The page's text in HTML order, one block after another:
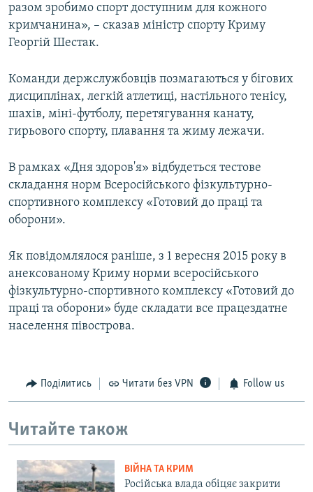
разом зробимо спорт доступним для кожного
кримчанина», – сказав міністр спорту Криму
Георгій Шестак.
Команди держслужбовців позмагаються у бігових
дисциплінах, легкій атлетиці, настільного тенісу,
шахів, міні-футболу, перетягування канату,
гирьового спорту, плавання та жиму лежачи.
В рамках «Дня здоров'я» відбудеться тестове
складання норм Всеросійського фізкультурно-
спортивного комплексу «Готовий до праці та
оборони».
Як повідомлялося раніше, з 1 вересня 2015 року в
анексованому Криму норми всеросійського
фізкультурно-спортивного комплексу «Готовий до
праці та оборони» буде складати все працездатне
населення півострова.
Поділитись Читати без VPN Follow us
Читайте також
ВІЙНА ТА КРИМ
Російська влада обіцяє закрити